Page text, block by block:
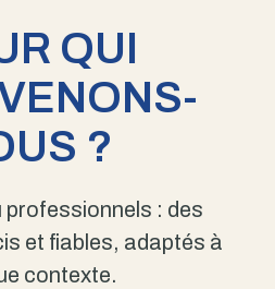
QUI
?
professionnels : des
et fiables, adaptés à
contexte.